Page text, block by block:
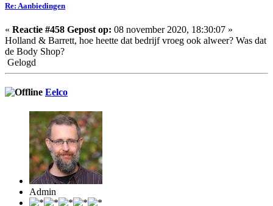
Re: Aanbiedingen
« Reactie #458 Gepost op: 08 november 2020, 18:30:07 »
Holland & Barrett, hoe heette dat bedrijf vroeg ook alweer? Was dat
de Body Shop?
Gelogd
Eelco
Admin